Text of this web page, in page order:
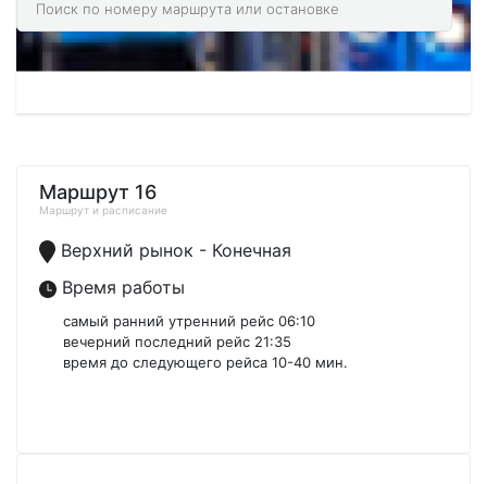
Маршрут 16
Маршрут и расписание
Верхний рынок - Конечная
Время работы
самый ранний утренний рейс 06:10
вечерний последний рейс 21:35
время до следующего рейса 10-40 мин.